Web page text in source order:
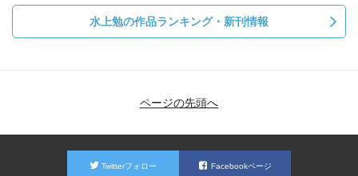
水上勉の作品ランキング・新刊情報
ページの先頭へ
Twitterフォロー Facebookページ